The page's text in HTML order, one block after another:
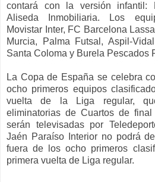
contará con la versión infantil:
Aliseda Inmobiliaria. Los
Movistar Inter, FC Barcelona
Murcia, Palma Futsal, Aspil-
Santa Coloma y Burela Pescados
La Copa de España se celebra
ocho primeros equipos
vuelta de la Liga regular,
eliminatorias de Cuartos de
serán televisadas por
Jaén Paraíso Interior no podrá
fuera de los ocho primeros
primera vuelta de Liga regular.